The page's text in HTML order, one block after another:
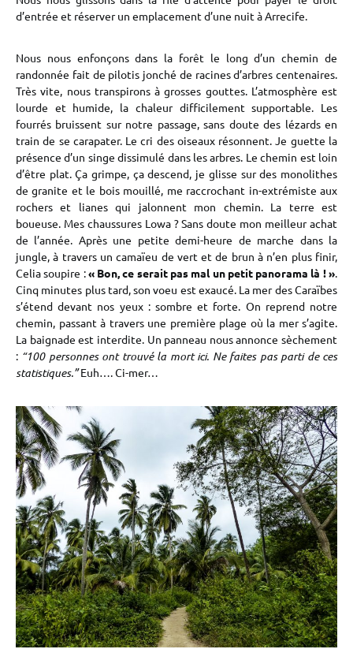
d’entrée et réserver un emplacement d’une nuit à Arrecife.
Nous nous enfonçons dans la forêt le long d’un chemin de
randonnée fait de pilotis jonché de racines d’arbres centenaires.
Très vite, nous transpirons à grosses gouttes. L’atmosphère est
lourde et humide, la chaleur difficilement supportable. Les
fourrés bruissent sur notre passage, sans doute des lézards en
train de se carapater. Le cri des oiseaux résonnent. Je guette la
présence d’un singe dissimulé dans les arbres. Le chemin est loin
d’être plat. Ça grimpe, ça descend, je glisse sur des monolithes
de granite et le bois mouillé, me raccrochant in-extrémiste aux
rochers et lianes qui jalonnent mon chemin. La terre est
boueuse. Mes chaussures Lowa ? Sans doute mon meilleur achat
de l’année. Après une petite demi-heure de marche dans la
jungle, à travers un camaïeu de vert et de brun à n’en plus finir,
Celia soupire :« Bon, ce serait pas mal un petit panorama là ! ».
Cinq minutes plus tard, son voeu est exaucé. La mer des Caraïbes
s’étend devant nos yeux : sombre et forte. On reprend notre
chemin, passant à travers une première plage où la mer s’agite.
La baignade est interdite. Un panneau nous annonce sèchement
: “100 personnes ont trouvé la mort ici. Ne faites pas parti de ces
statistiques.”Euh…. Ci-mer…